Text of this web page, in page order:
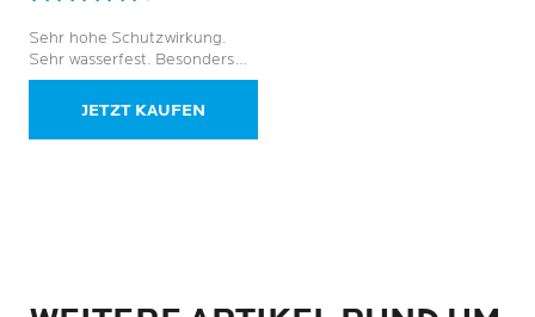
5
Sternen.
Bewertungen
Sehr hohe Schutzwirkung.
Sehr wasserfest. Besonders
verträglich.
JETZT KAUFEN